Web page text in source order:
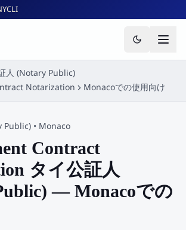
人 (Notary Public)
Notarization
Monacoでの使用向け
Public) • Monaco
Contract
タイ公証人
— Monacoでの